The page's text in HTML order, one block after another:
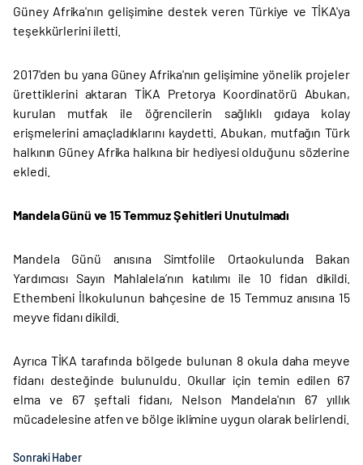
Güney Afrika'nın gelişimine destek veren Türkiye ve TİKA'ya
teşekkürlerini iletti.
2017'den bu yana Güney Afrika'nın gelişimine yönelik projeler
ürettiklerini aktaran TİKA Pretorya Koordinatörü Abukan,
kurulan mutfak ile öğrencilerin sağlıklı gıdaya kolay
erişmelerini amaçladıklarını kaydetti. Abukan, mutfağın Türk
halkının Güney Afrika halkına bir hediyesi olduğunu sözlerine
ekledi.
Mandela Günü ve 15 Temmuz Şehitleri Unutulmadı
Mandela Günü anısına Simtfolile Ortaokulunda Bakan
Yardımcısı Sayın Mahlalela’nın katılımı ile 10 fidan dikildi.
Ethembeni İlkokulunun bahçesine de 15 Temmuz anısına 15
meyve fidanı dikildi.
Ayrıca TİKA tarafında bölgede bulunan 8 okula daha meyve
fidanı desteğinde bulunuldu. Okullar için temin edilen 67
elma ve 67 şeftali fidanı, Nelson Mandela'nın 67 yıllık
mücadelesine atfen ve bölge iklimine uygun olarak belirlendi.
Sonraki Haber